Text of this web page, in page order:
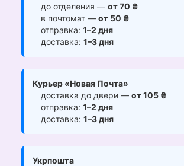
до отделения — от 70 ₴
в почтомат — от 50 ₴
отправка: 1–2 дня
доставка: 1–3 дня
Курьер «Новая Почта»
доставка до двери — от 105 ₴
отправка: 1–2 дня
доставка: 1–3 дня
Укрпошта